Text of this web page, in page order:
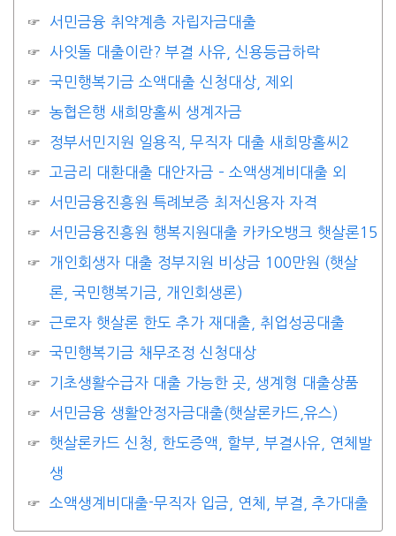
서민금융 취약계층 자립자금대출
사잇돌 대출이란? 부결 사유, 신용등급하락
국민행복기금 소액대출 신청대상, 제외
농협은행 새희망홀씨 생계자금
정부서민지원 일용직, 무직자 대출 새희망홀씨2
고금리 대환대출 대안자금 – 소액생계비대출 외
서민금융진흥원 특례보증 최저신용자 자격
서민금융진흥원 행복지원대출 카카오뱅크 햇살론15
개인회생자 대출 정부지원 비상금 100만원 (햇살
론, 국민행복기금, 개인회생론)
근로자 햇살론 한도 추가 재대출, 취업성공대출
국민행복기금 채무조정 신청대상
기초생활수급자 대출 가능한 곳, 생계형 대출상품
서민금융 생활안정자금대출(햇살론카드,유스)
햇살론카드 신청, 한도증액, 할부, 부결사유, 연체발
생
소액생계비대출-무직자 입금, 연체, 부결, 추가대출